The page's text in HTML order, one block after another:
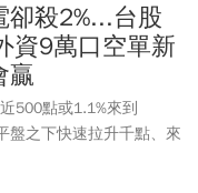
卻殺2%...台股
資9萬口空單新
贏
500點或1.1%來到
盤之下快速拉升千點、來
又再次回測平盤，短短